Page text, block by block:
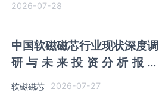
2026-07-28
中国软磁磁芯行业现状深度调
研与未来投资分析报告
软磁磁芯 2026-07-27